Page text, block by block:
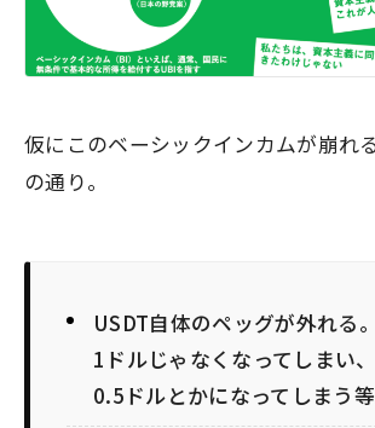
仮にこのベーシックインカムが崩れ
の通り。
USDT自体のペッグが外れる
1ドルじゃなくなってしまい
0.5ドルとかになってしまう等